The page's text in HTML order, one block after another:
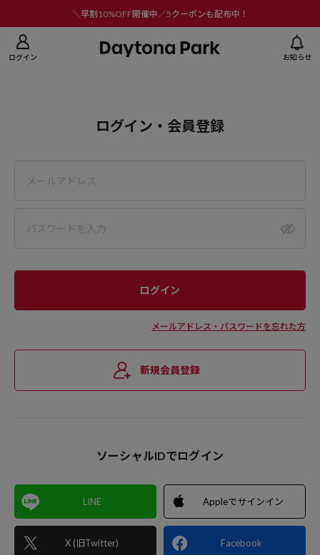
＼早割10%OFF開催中／5クーポンも配布中！
ログイン お知らせ
ログイン・会員登録
メールアドレス・パスワードを忘れた方
新規会員登録
ソーシャルIDでログイン
LINE
X (旧Twitter)
Appleでサインイン
Facebook